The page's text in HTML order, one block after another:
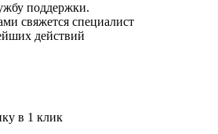
поддержки.
свяжется специалист
действий
в 1 клик